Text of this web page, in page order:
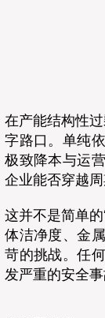
在产能结构性
字路口。单纯
极致降本与运
企业能否穿越
这并不是简单
体洁净度、金
苛的挑战。任
发严重的安全事